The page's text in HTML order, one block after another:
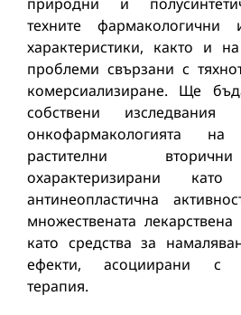
техните фармакологични
характеристики, както и
проблеми свързани с
комерсиализиране. Ще
собствени
онкофармакологията
растителни
охарактеризирани
антинеопластична
множествената лекарствена
като средства за
ефекти, асоциирани с
терапия.